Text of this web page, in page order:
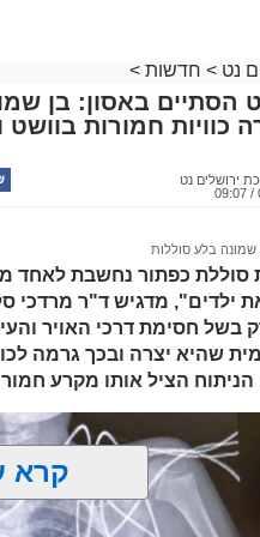
בלשי תחנת לב הבירה שביצעו
הועברו לחקירה, ובית
נוספת של בלשי תחנת בית
זוהו על פי החשד שתי
נעצרה והועברה להמשיך
של החשודים הוארך בבית המשפט.
נט > חדשות >
הסתיים באסון: בן
כוויות חמורות בוושט
ירושלים נט
שמונה בלע סוללות
סוללת כפתור נחשבת לאחד
ילדים", מדגיש ד"ר מרדכי
בשל חסימת דרכי האויר
שהיא יצרה ובכך גרמה
הניתוח הציל אותו מקרע
קרא